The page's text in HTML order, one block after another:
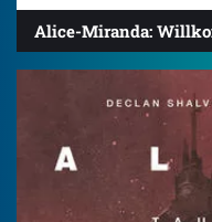
Alice-Miranda: